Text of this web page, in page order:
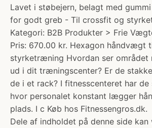
Lavet i støbejern, belagt med
for godt greb - Til crossfit og
Kategori: B2B Produkter > Frie
Pris: 670.00 kr. Hexagon håndvægt
styrketræning Hvordan ser
ud i dit træningscenter? Er de
de i et rack? I fitnesscenteret har
hvor personalet konstant lægger
plads. I c Køb hos Fitnessengros.dk.
Dele af indholdet på denne side